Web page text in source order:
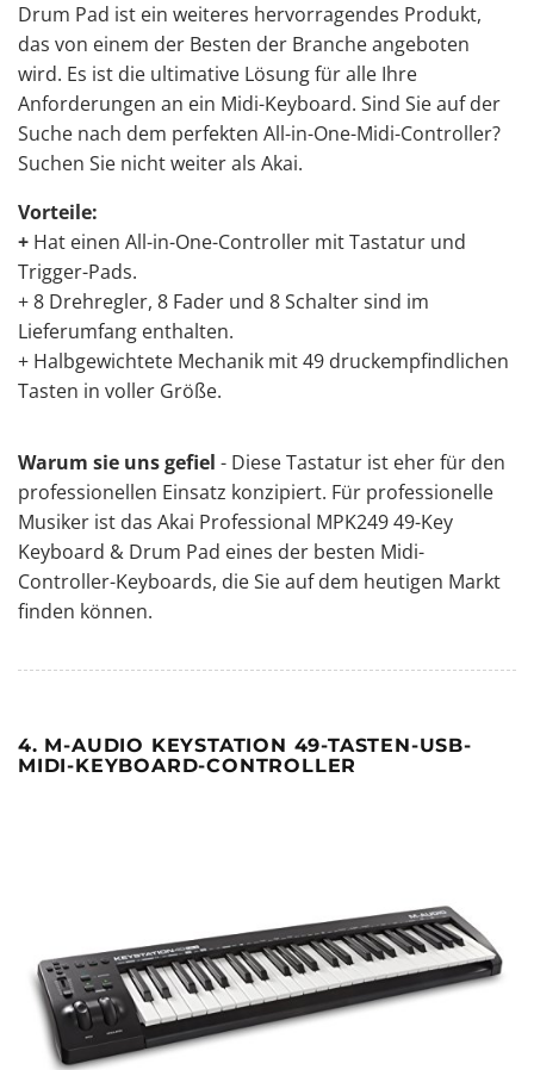
Drum Pad ist ein weiteres hervorragendes Produkt,
das von einem der Besten der Branche angeboten
wird. Es ist die ultimative Lösung für alle Ihre
Anforderungen an ein Midi-Keyboard. Sind Sie auf der
Suche nach dem perfekten All-in-One-Midi-Controller?
Suchen Sie nicht weiter als Akai.
Vorteile:
+ Hat einen All-in-One-Controller mit Tastatur und
Trigger-Pads.
+ 8 Drehregler, 8 Fader und 8 Schalter sind im
Lieferumfang enthalten.
+ Halbgewichtete Mechanik mit 49 druckempfindlichen
Tasten in voller Größe.
Warum sie uns gefiel - Diese Tastatur ist eher für den
professionellen Einsatz konzipiert. Für professionelle
Musiker ist das Akai Professional MPK249 49-Key
Keyboard & Drum Pad eines der besten Midi-
Controller-Keyboards, die Sie auf dem heutigen Markt
finden können.
4. M-AUDIO KEYSTATION 49-TASTEN-USB-
MIDI-KEYBOARD-CONTROLLER